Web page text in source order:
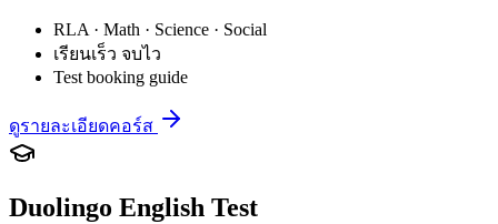
RLA · Math · Science · Social
เรียนเร็ว จบไว
Test booking guide
ดูรายละเอียดคอร์ส
Duolingo English Test